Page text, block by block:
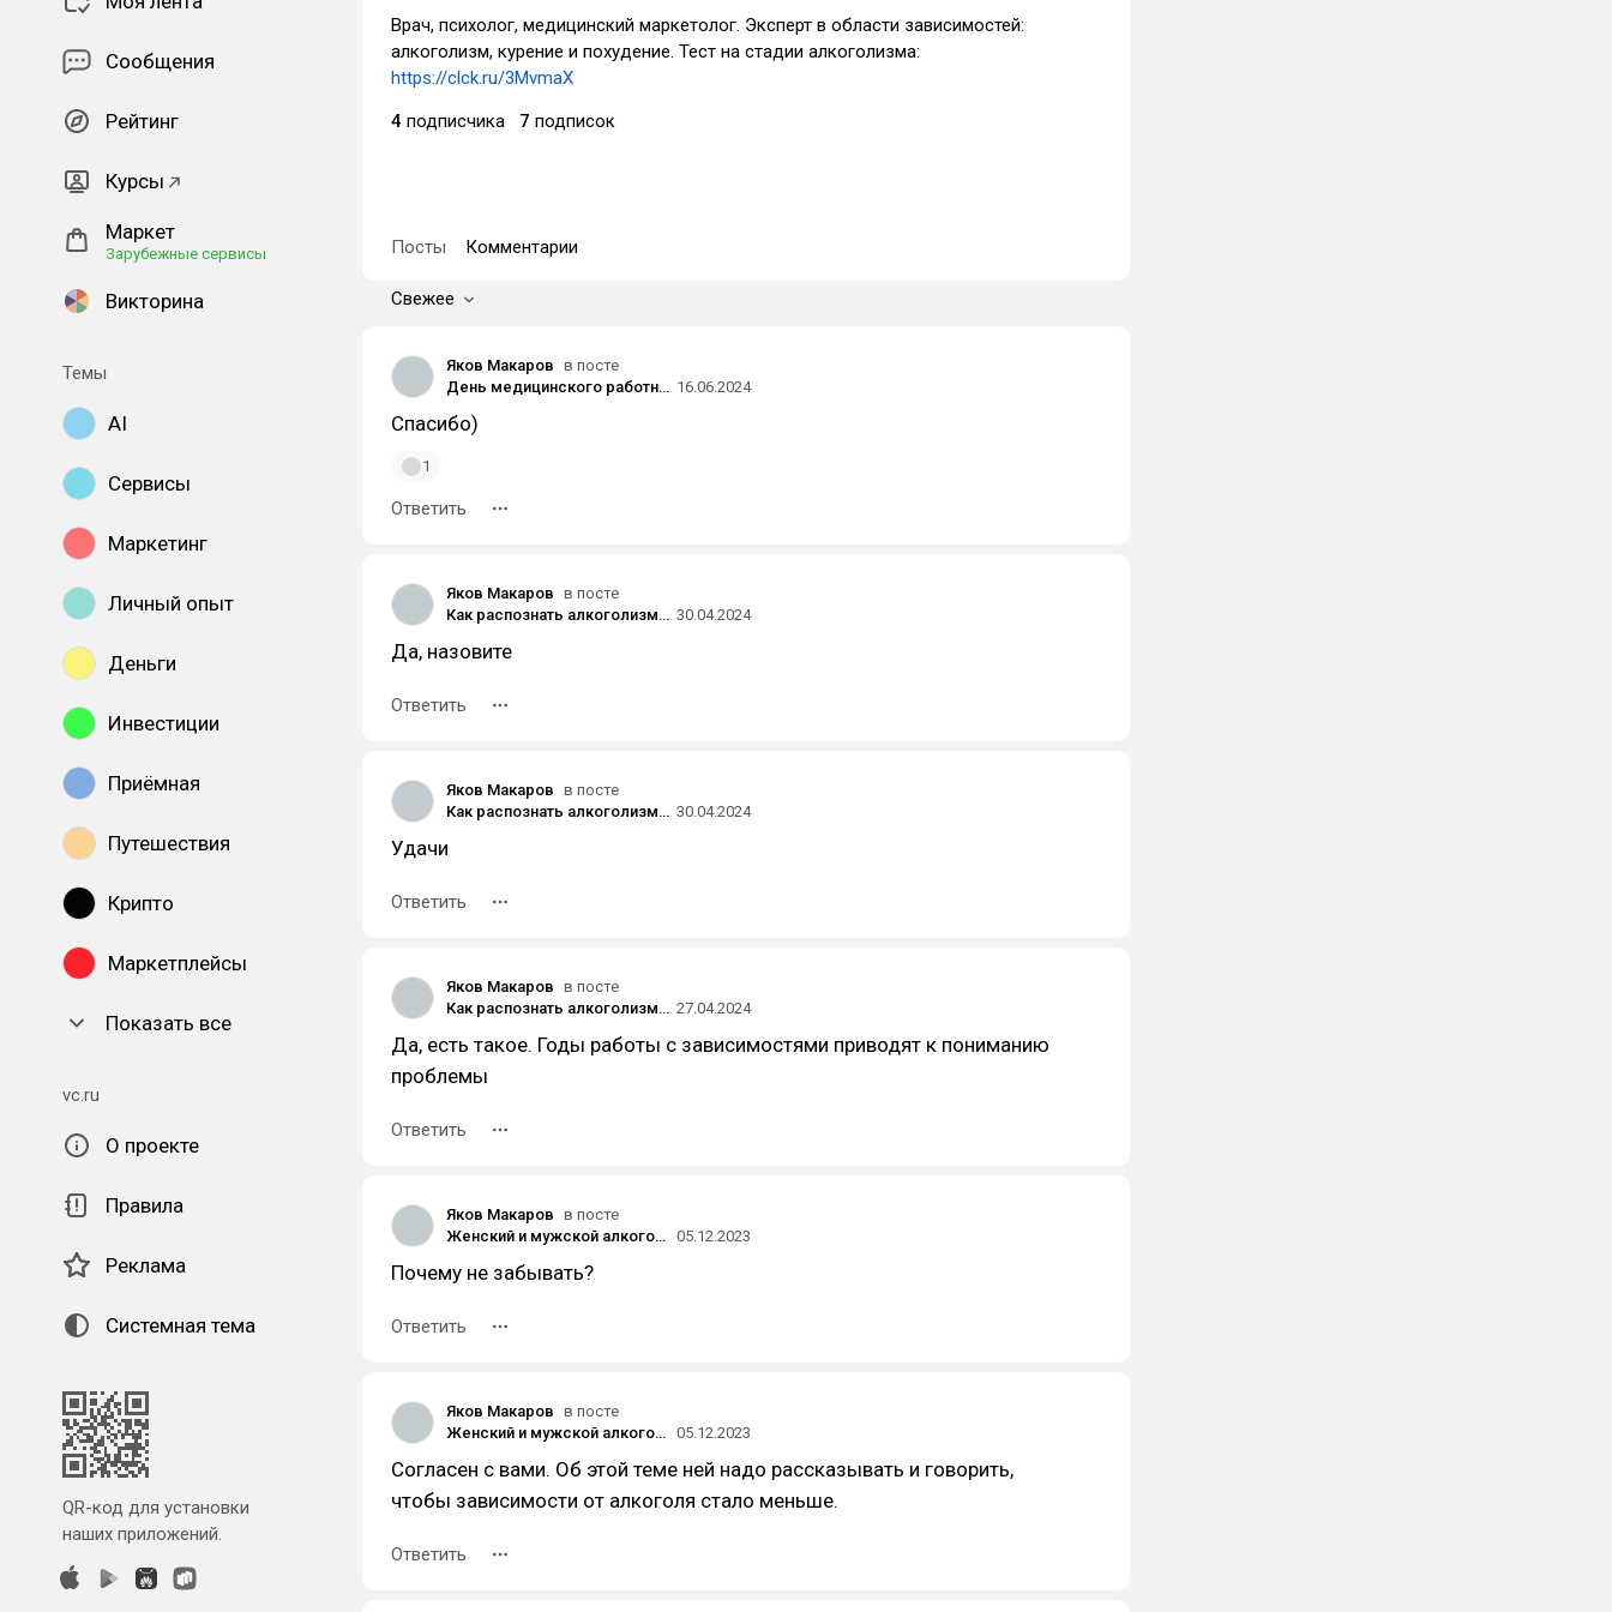
Сообщения
Рейтинг
Курсы
Маркет
Зарубежные сервисы
Викторина
Темы
AI
Сервисы
Маркетинг
Личный опыт
Деньги
Инвестиции
Приёмная
Путешествия
Крипто
Маркетплейсы
Показать все
vc.ru
О проекте
Правила
Реклама
Системная тема
QR-код для установки
наших приложений.
Врач, психолог, медицинский маркетолог. Эксперт в области зависимостей:
алкоголизм, курение и похудение. Тест на стадии алкоголизма:
https://clck.ru/3MvmaX
4 подписчика 7 подписок
Посты Комментарии
Свежее
Яков Макаров в посте
День медицинского работника 16.06.2024
Спасибо)
1
Ответить
Яков Макаров в посте
Как распознать алкоголизм? 10 признаков 30.04.2024
Да, назовите
Ответить
Яков Макаров в посте
Как распознать алкоголизм? 10 признаков 30.04.2024
Удачи
Ответить
Яков Макаров в посте
Как распознать алкоголизм? 10 признаков 27.04.2024
Да, есть такое. Годы работы с зависимостями приводят к пониманию
проблемы
Ответить
Яков Макаров в посте
Женский и мужской алкоголизм: 7 отличий 05.12.2023
Почему не забывать?
Ответить
Яков Макаров в посте
Женский и мужской алкоголизм: 7 отличий 05.12.2023
Согласен с вами. Об этой теме ней надо рассказывать и говорить,
чтобы зависимости от алкоголя стало меньше.
Ответить